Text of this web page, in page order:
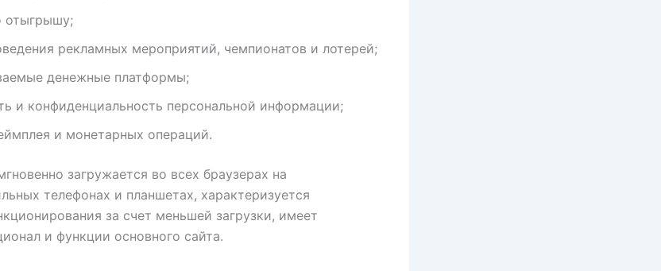
отыгрышу;
рекламных мероприятий, чемпионатов и лотерей;
денежные платформы;
и конфиденциальность персональной информации;
и монетарных операций.
загружается во всех браузерах на
телефонах и планшетах, характеризуется
за счет меньшей загрузки, имеет
и функции основного сайта.